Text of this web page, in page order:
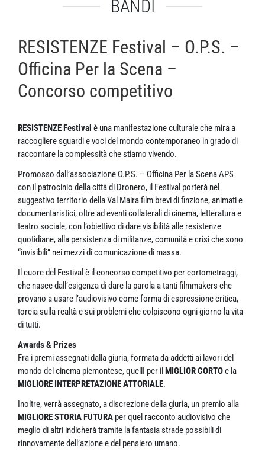
BANDI
RESISTENZE Festival – O.P.S. –
Officina Per la Scena –
Concorso competitivo
RESISTENZE Festival è una manifestazione culturale che mira a
raccogliere sguardi e voci del mondo contemporaneo in grado di
raccontare la complessità che stiamo vivendo.
Promosso dall’associazione O.P.S. – Officina Per la Scena APS
con il patrocinio della città di Dronero, il Festival porterà nel
suggestivo territorio della Val Maira film brevi di finzione, animati e
documentaristici, oltre ad eventi collaterali di cinema, letteratura e
teatro sociale, con l’obiettivo di dare visibilità alle resistenze
quotidiane, alla persistenza di militanze, comunità e crisi che sono
“invisibili” nei mezzi di comunicazione di massa.
Il cuore del Festival è il concorso competitivo per cortometraggi,
che nasce dall’esigenza di dare la parola a tanti filmmakers che
provano a usare l’audiovisivo come forma di espressione critica,
torcia sulla realtà e sui problemi che colpiscono ogni giorno la vita
di tutti.
Awards & Prizes
Fra i premi assegnati dalla giuria, formata da addetti ai lavori del
mondo del cinema piemontese, quellI per il MIGLIOR CORTOe la
MIGLIORE INTERPRETAZIONE ATTORIALE.
Inoltre, verrà assegnato, a discrezione della giuria, un premio alla
MIGLIORE STORIA FUTURA per quel racconto audiovisivo che
meglio di altri indicherà tramite la fantasia strade possibili di
rinnovamente dell’azione e del pensiero umano.